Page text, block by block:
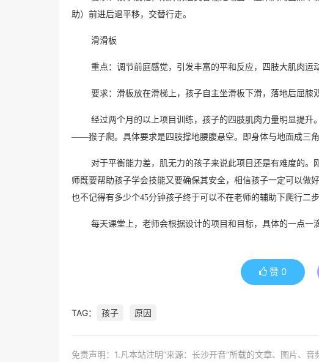
助）前进后退平移，交替行走。
滑滑板
重点：调节前庭感觉，引发丰富的平和反应，四肢大肌肉运
要求：滑板放在滑梯上，孩子自主坐滑板下滑，落地后屈膝
经过两个月的以上项目训练，孩子的四肢肌肉力量明显提
——猴子爬。具体要求是四肢撑地腰腹悬空。即身体与地面成三
对于平衡能力差，肌无力的孩子来说此项目还是有难度的
师既要帮助孩子学会技能又要确保其安全，相信孩子一定可以做
也不记得有多少个45分钟孩子终于可以不在老师的辅助下爬行二步
每天课堂上，老师会根据设计的项目和目标，具体的一点一
赞 0
TAG： 孩子 原因
免责声明：1.凡本站注明“来源：长沙开音”所载的文章、图片、